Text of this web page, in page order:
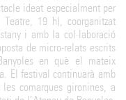
ideat especialment per
19 h), coorganitzat
i amb la col·laboració
de micro-relats escrits
en què el mateix
El festival continuarà amb
les comarques gironines, a